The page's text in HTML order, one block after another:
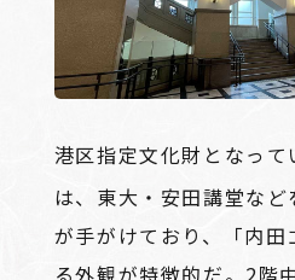
港区指定文化財となっ
は、東大・安田講堂な
が手がけており、「内
る外観が特徴的だ。2階